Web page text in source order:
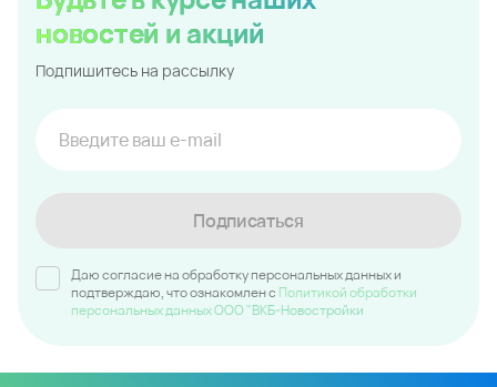
новостей и акций
Подпишитесь на рассылку
Подписаться
Даю согласие на обработку персональных данных и
подтверждаю, что ознакомлен c Политикой обработки
персональных данных ООО "ВКБ-Новостройки